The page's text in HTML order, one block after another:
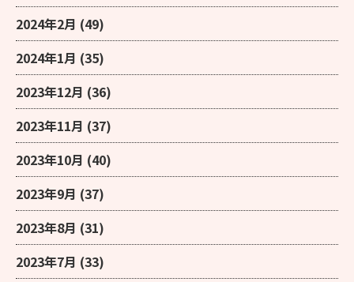
2024年2月 (49)
2024年1月 (35)
2023年12月 (36)
2023年11月 (37)
2023年10月 (40)
2023年9月 (37)
2023年8月 (31)
2023年7月 (33)